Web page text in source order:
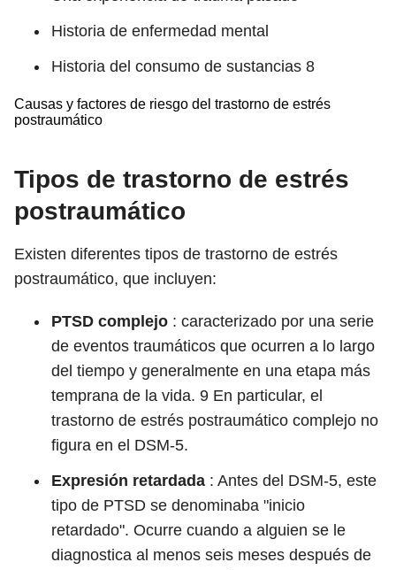
Historia de enfermedad mental
Historia del consumo de sustancias 8
Causas y factores de riesgo del trastorno de estrés
postraumático
Tipos de trastorno de estrés
postraumático
Existen diferentes tipos de trastorno de estrés
postraumático, que incluyen:
PTSD complejo : caracterizado por una serie
de eventos traumáticos que ocurren a lo largo
del tiempo y generalmente en una etapa más
temprana de la vida. 9 En particular, el
trastorno de estrés postraumático complejo no
figura en el DSM-5.
Expresión retardada : Antes del DSM-5, este
tipo de PTSD se denominaba "inicio
retardado". Ocurre cuando a alguien se le
diagnostica al menos seis meses después de